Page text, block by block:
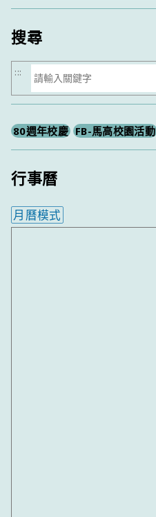
類
搜尋
搜
尋
:::
80週年校慶 FB-馬高校園活動
行事曆
月曆模式